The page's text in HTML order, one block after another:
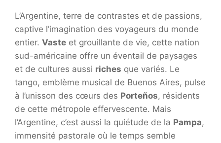
L’Argentine, terre de contrastes et de passions,
captive l’imagination des voyageurs du monde
entier. Vaste et grouillante de vie, cette nation
sud-américaine offre un éventail de paysages
et de cultures aussi riches que variés. Le
tango, emblème musical de Buenos Aires, pulse
à l’unisson des cœurs des Porteños, résidents
de cette métropole effervescente. Mais
l’Argentine, c’est aussi la quiétude de la Pampa,
immensité pastorale où le temps semble